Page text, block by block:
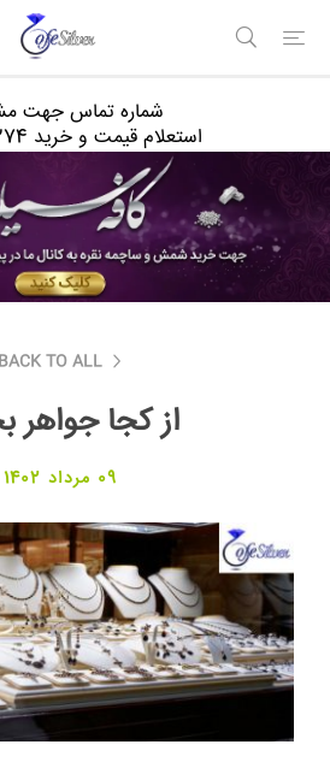
شماره تماس جهت
استعلام قیمت و خرید 09120149274
BACK TO ALL
از کجا جواهر
09 مرداد 1402